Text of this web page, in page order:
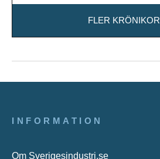
FLER KRÖNIKOR
INFORMATION
Om Sverigesindustri.se